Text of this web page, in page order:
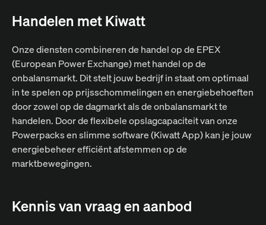
Handelen met Kiwatt
Onze diensten combineren de handel op de EPEX
(European Power Exchange) met handel op de
onbalansmarkt. Dit stelt jouw bedrijf in staat om optimaal
in te spelen op prijsschommelingen en energiebehoeften
door zowel op de dagmarkt als de onbalansmarkt te
handelen. Door de flexibele opslagcapaciteit van onze
Powerpacks en slimme software (Kiwatt App) kan je jouw
energiebeheer efficiënt afstemmen op de
marktbewegingen.
Kennis van vraag en aanbod